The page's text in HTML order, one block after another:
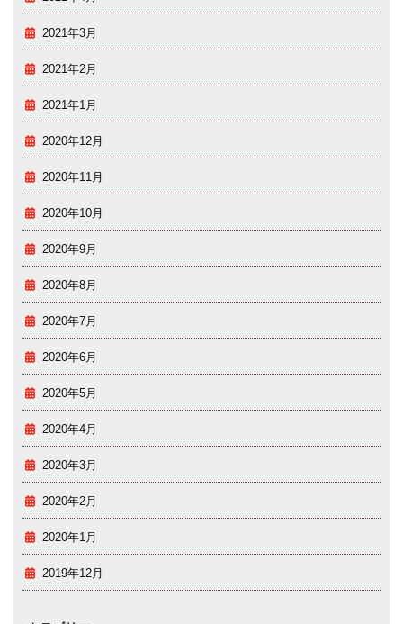
2021年3月
2021年2月
2021年1月
2020年12月
2020年11月
2020年10月
2020年9月
2020年8月
2020年7月
2020年6月
2020年5月
2020年4月
2020年3月
2020年2月
2020年1月
2019年12月